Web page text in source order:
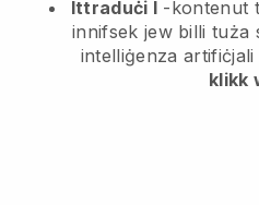
Ittraduċi l -kontenut
innifsek jew billi tuża
intelliġenza
klikk